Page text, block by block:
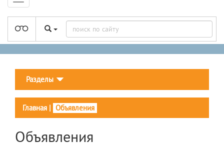
Разделы
Главная | Объявления
Объявления